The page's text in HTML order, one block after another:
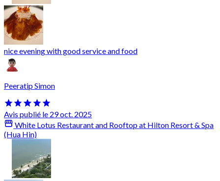
nice evening with good service and food
Peeratip Simon
Avis publié le 29 oct. 2025
White Lotus Restaurant and Rooftop at Hilton Resort & Spa
(Hua Hin)